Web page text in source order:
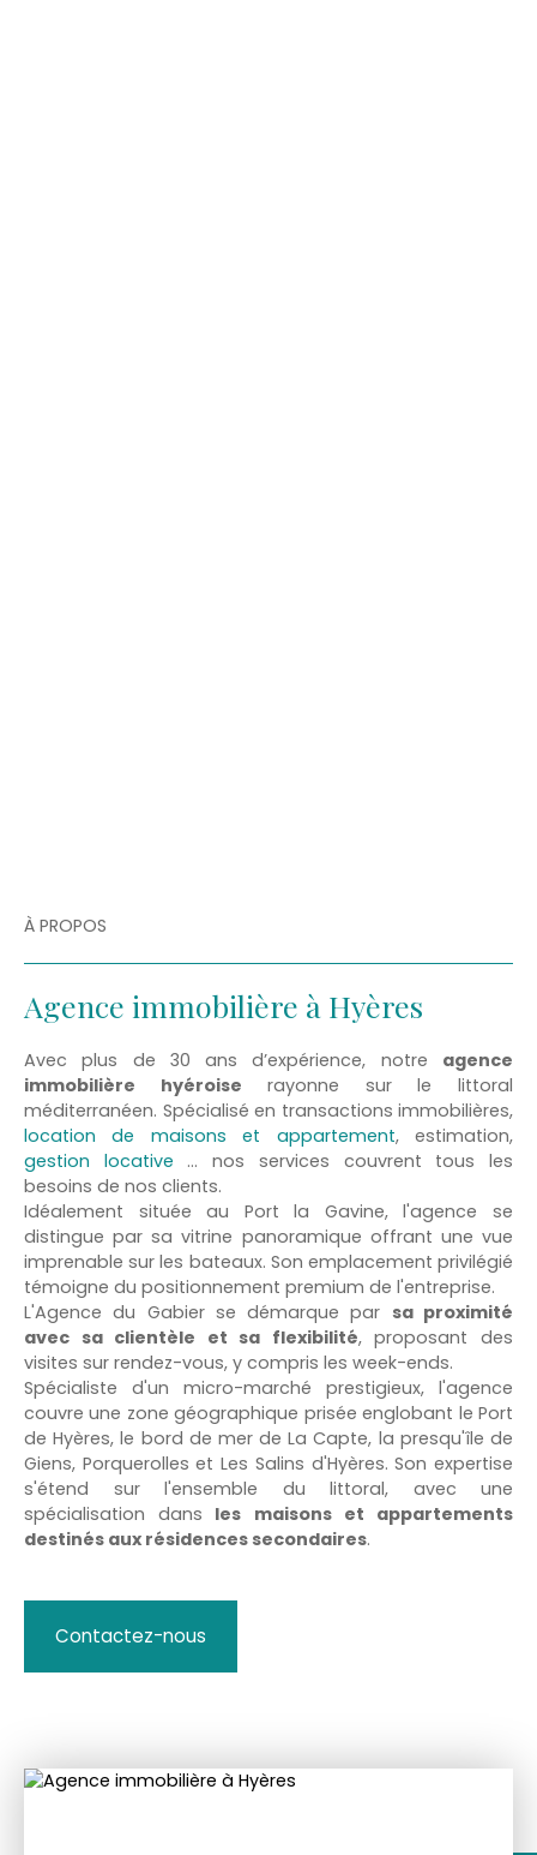
À PROPOS
Agence immobilière à Hyères
Avec plus de 30 ans d’expérience, notre agence
immobilière hyéroise rayonne sur le littoral
méditerranéen. Spécialisé en transactions immobilières,
location de maisons et appartement,estimation,
gestion locative … nos services couvrent tous les
besoins de nos clients.
Idéalement située au Port la Gavine, l'agence se
distingue par sa vitrine panoramique offrant une vue
imprenable sur les bateaux. Son emplacement privilégié
témoigne du positionnement premium de l'entreprise.
L'Agence du Gabier se démarque par sa proximité
avec sa clientèle et sa flexibilité, proposant des
visites sur rendez-vous, y compris les week-ends.
Spécialiste d'un micro-marché prestigieux, l'agence
couvre une zone géographique prisée englobant le Port
de Hyères, le bord de mer de La Capte, la presqu'île de
Giens, Porquerolles et Les Salins d'Hyères. Son expertise
s'étend sur l'ensemble du littoral, avec une
spécialisation dans les maisons et appartements
destinés aux résidences secondaires.
Contactez-nous